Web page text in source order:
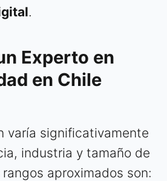
.
Experto en
en Chile
varía significativamente
industria y tamaño de
aproximados son: